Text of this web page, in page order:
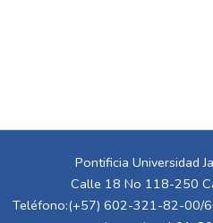
Pontificia Universidad
Calle 18 No 118-250
Teléfono:(+57) 602-321-82-00/